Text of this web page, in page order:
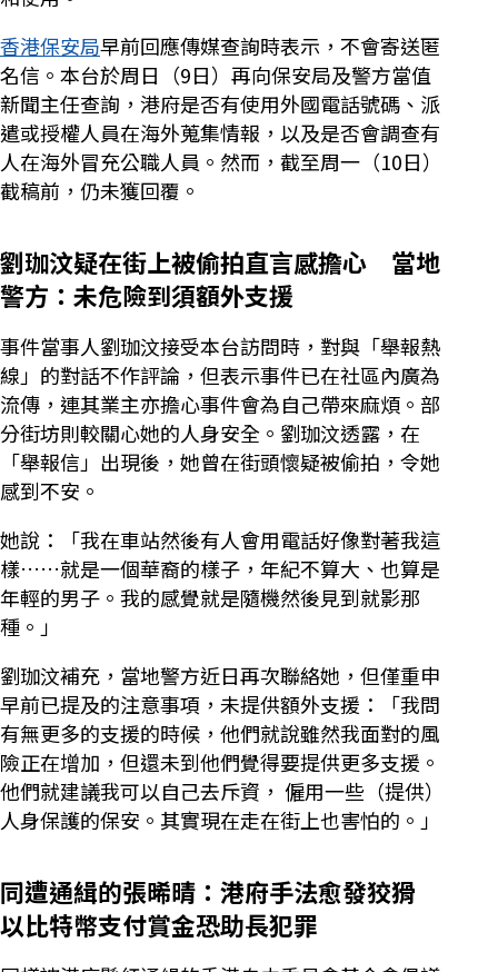
香港保安局早前回應傳媒查詢時表示，不會寄送匿
名信。本台於周日（9日）再向保安局及警方當值
新聞主任查詢，港府是否有使用外國電話號碼、派
遣或授權人員在海外蒐集情報，以及是否會調查有
人在海外冒充公職人員。然而，截至周一（10日）
截稿前，仍未獲回覆。
劉珈汶疑在街上被偷拍直言感擔心 當地
警方：未危險到須額外支援
事件當事人劉珈汶接受本台訪問時，對與「舉報熱
線」的對話不作評論，但表示事件已在社區內廣為
流傳，連其業主亦擔心事件會為自己帶來麻煩。部
分街坊則較關心她的人身安全。劉珈汶透露，在
「舉報信」出現後，她曾在街頭懷疑被偷拍，令她
感到不安。
她說：「我在車站然後有人會用電話好像對著我這
樣……就是一個華裔的樣子，年紀不算大、也算是
年輕的男子。我的感覺就是隨機然後見到就影那
種。」
劉珈汶補充，當地警方近日再次聯絡她，但僅重申
早前已提及的注意事項，未提供額外支援：「我問
有無更多的支援的時候，他們就說雖然我面對的風
險正在增加，但還未到他們覺得要提供更多支援。
他們就建議我可以自己去斥資， 僱用一些（提供）
人身保護的保安。其實現在走在街上也害怕的。」
同遭通緝的張晞晴：港府手法愈發狡猾
以比特幣支付賞金恐助長犯罪